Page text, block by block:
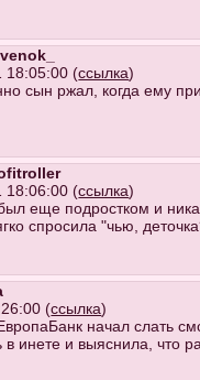
18:05:00 (ссылка)
сын ржал, когда ему
18:06:00 (ссылка)
еще подростком и
спросила "чью,
(ссылка)
начал слать
инете и выяснила, что